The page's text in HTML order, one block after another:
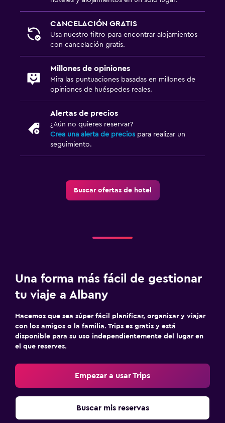
CANCELACIÓN GRATIS
Usa nuestro filtro para encontrar alojamientos
con cancelación gratis.
Millones de opiniones
Mira las puntuaciones basadas en millones de
opiniones de huéspedes reales.
Alertas de precios
¿Aún no quieres reservar?
Crea una alerta de precios para realizar un
seguimiento.
Buscar ofertas de hotel
Una forma más fácil de gestionar
tu viaje a Albany
Hacemos que sea súper fácil planificar, organizar y viajar
con los amigos o la familia. Trips es gratis y está
disponible para su uso independientemente del lugar en
el que reserves.
Empezar a usar Trips
Buscar mis reservas